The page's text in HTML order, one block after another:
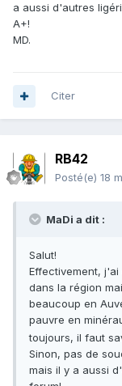
a aussi d'autres
A+!
MD.
Citer
RB42
Posté(e) 18
MaDi a dit :
Salut!
Effectivement,
dans la région
beaucoup en
pauvre en
toujours, il faut
Sinon, pas de
mais il y a aussi